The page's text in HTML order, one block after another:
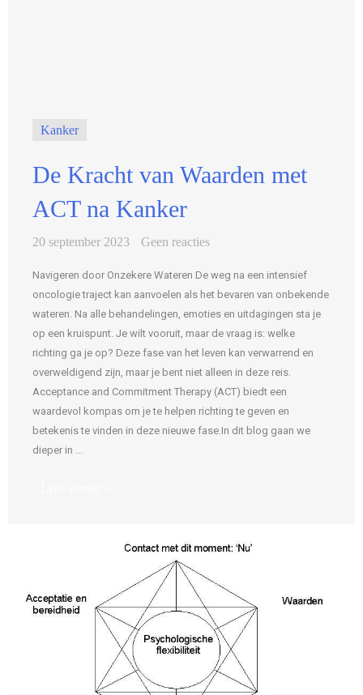
Kanker
De Kracht van Waarden met
ACT na Kanker
20 september 2023 Geen reacties
Navigeren door Onzekere Wateren De weg na een intensief
oncologie traject kan aanvoelen als het bevaren van onbekende
wateren. Na alle behandelingen, emoties en uitdagingen sta je
op een kruispunt. Je wilt vooruit, maar de vraag is: welke
richting ga je op? Deze fase van het leven kan verwarrend en
overweldigend zijn, maar je bent niet alleen in deze reis.
Acceptance and Commitment Therapy (ACT) biedt een
waardevol kompas om je te helpen richting te geven en
betekenis te vinden in deze nieuwe fase.In dit blog gaan we
dieper in ...